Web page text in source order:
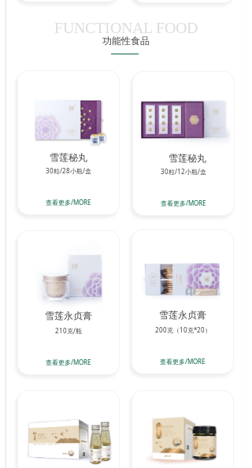
查看更多/MORE
30粒/28小瓶/盒
雪莲秘丸 雪莲秘丸
30粒/12小瓶/盒
查看更多/MORE
功能性食品
FUNCTIONAL FOOD
雪莲永贞膏
210克/瓶
查看更多/MORE
雪莲永贞膏
200克（10克*20）
查看更多/MORE